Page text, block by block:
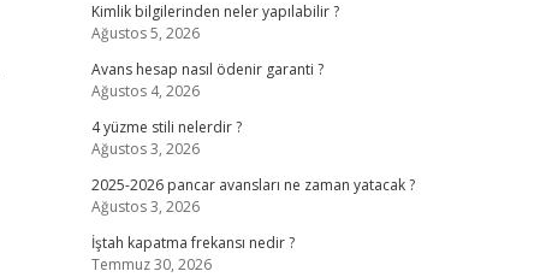
Kimlik bilgilerinden neler yapılabilir ?
Ağustos 5, 2026
Avans hesap nasıl ödenir garanti ?
Ağustos 4, 2026
4 yüzme stili nelerdir ?
Ağustos 3, 2026
2025-2026 pancar avansları ne zaman yatacak ?
Ağustos 3, 2026
İştah kapatma frekansı nedir ?
Temmuz 30, 2026